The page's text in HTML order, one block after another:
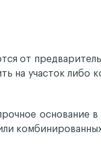
от
на участок либо
основание